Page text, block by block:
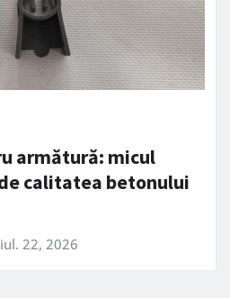
armătură: micul
calitatea betonului
iul. 22, 2026